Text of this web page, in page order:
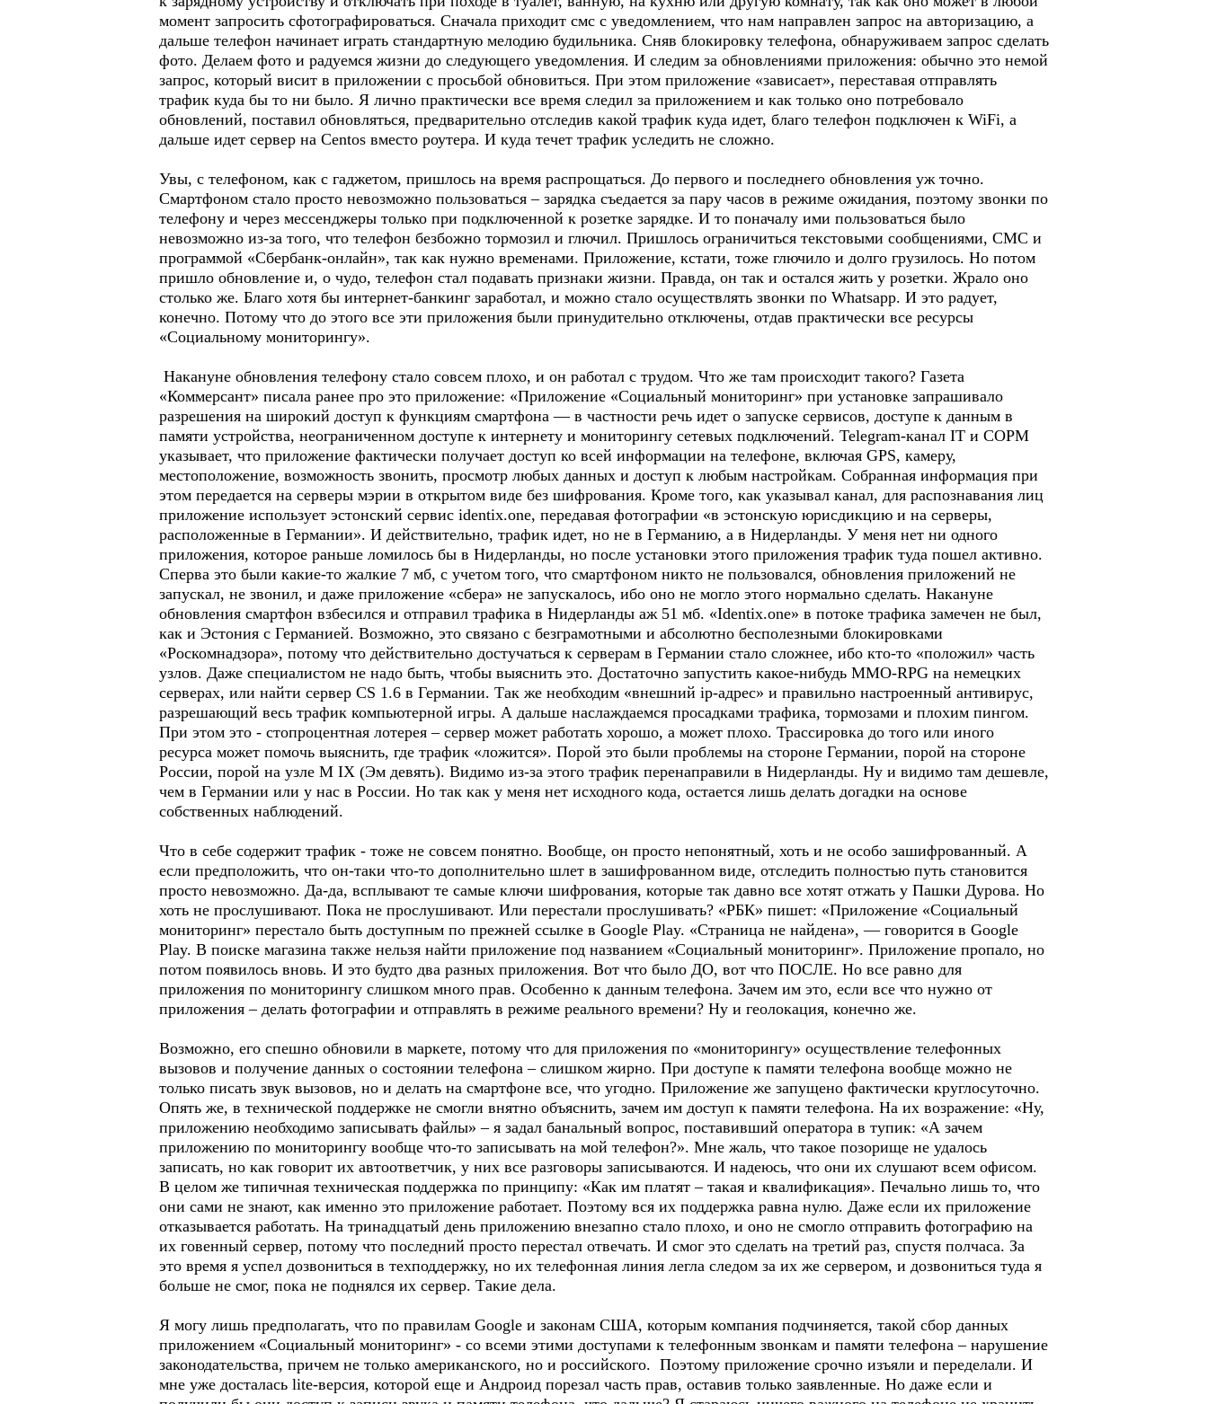
момент запросить сфотографироваться. Сначала приходит смс с уведомлением, что нам направлен запрос на авторизацию, а
дальше телефон начинает играть стандартную мелодию будильника. Сняв блокировку телефона, обнаруживаем запрос сделать
фото. Делаем фото и радуемся жизни до следующего уведомления. И следим за обновлениями приложения: обычно это немой
запрос, который висит в приложении с просьбой обновиться. При этом приложение «зависает», переставая отправлять
трафик куда бы то ни было. Я лично практически все время следил за приложением и как только оно потребовало
обновлений, поставил обновляться, предварительно отследив какой трафик куда идет, благо телефон подключен к WiFi, а
дальше идет сервер на Centos вместо роутера. И куда течет трафик уследить не сложно.
Увы, с телефоном, как с гаджетом, пришлось на время распрощаться. До первого и последнего обновления уж точно.
Смартфоном стало просто невозможно пользоваться – зарядка съедается за пару часов в режиме ожидания, поэтому звонки по
телефону и через мессенджеры только при подключенной к розетке зарядке. И то поначалу ими пользоваться было
невозможно из-за того, что телефон безбожно тормозил и глючил. Пришлось ограничиться текстовыми сообщениями, СМС и
программой «Сбербанк-онлайн», так как нужно временами. Приложение, кстати, тоже глючило и долго грузилось. Но потом
пришло обновление и, о чудо, телефон стал подавать признаки жизни. Правда, он так и остался жить у розетки. Жрало оно
столько же. Благо хотя бы интернет-банкинг заработал, и можно стало осуществлять звонки по Whatsapp. И это радует,
конечно. Потому что до этого все эти приложения были принудительно отключены, отдав практически все ресурсы
«Социальному мониторингу».
Накануне обновления телефону стало совсем плохо, и он работал с трудом. Что же там происходит такого? Газета
«Коммерсант» писала ранее про это приложение: «Приложение «Социальный мониторинг» при установке запрашивало
разрешения на широкий доступ к функциям смартфона — в частности речь идет о запуске сервисов, доступе к данным в
памяти устройства, неограниченном доступе к интернету и мониторингу сетевых подключений. Telegram-канал IT и СОРМ
указывает, что приложение фактически получает доступ ко всей информации на телефоне, включая GPS, камеру,
местоположение, возможность звонить, просмотр любых данных и доступ к любым настройкам. Собранная информация при
этом передается на серверы мэрии в открытом виде без шифрования. Кроме того, как указывал канал, для распознавания лиц
приложение использует эстонский сервис identix.one, передавая фотографии «в эстонскую юрисдикцию и на серверы,
расположенные в Германии». И действительно, трафик идет, но не в Германию, а в Нидерланды. У меня нет ни одного
приложения, которое раньше ломилось бы в Нидерланды, но после установки этого приложения трафик туда пошел активно.
Сперва это были какие-то жалкие 7 мб, с учетом того, что смартфоном никто не пользовался, обновления приложений не
запускал, не звонил, и даже приложение «сбера» не запускалось, ибо оно не могло этого нормально сделать. Накануне
обновления смартфон взбесился и отправил трафика в Нидерланды аж 51 мб. «Identix.one» в потоке трафика замечен не был,
как и Эстония с Германией. Возможно, это связано с безграмотными и абсолютно бесполезными блокировками
«Роскомнадзора», потому что действительно достучаться к серверам в Германии стало сложнее, ибо кто-то «положил» часть
узлов. Даже специалистом не надо быть, чтобы выяснить это. Достаточно запустить какое-нибудь MMO-RPG на немецких
серверах, или найти сервер CS 1.6 в Германии. Так же необходим «внешний ip-адрес» и правильно настроенный антивирус,
разрешающий весь трафик компьютерной игры. А дальше наслаждаемся просадками трафика, тормозами и плохим пингом.
При этом это - стопроцентная лотерея – сервер может работать хорошо, а может плохо. Трассировка до того или иного
ресурса может помочь выяснить, где трафик «ложится». Порой это были проблемы на стороне Германии, порой на стороне
России, порой на узле M IX (Эм девять). Видимо из-за этого трафик перенаправили в Нидерланды. Ну и видимо там дешевле,
чем в Германии или у нас в России. Но так как у меня нет исходного кода, остается лишь делать догадки на основе
собственных наблюдений.
Что в себе содержит трафик - тоже не совсем понятно. Вообще, он просто непонятный, хоть и не особо зашифрованный. А
если предположить, что он-таки что-то дополнительно шлет в зашифрованном виде, отследить полностью путь становится
просто невозможно. Да-да, всплывают те самые ключи шифрования, которые так давно все хотят отжать у Пашки Дурова. Но
хоть не прослушивают. Пока не прослушивают. Или перестали прослушивать? «РБК» пишет: «Приложение «Социальный
мониторинг» перестало быть доступным по прежней ссылке в Google Play. «Страница не найдена», — говорится в Google
Play. В поиске магазина также нельзя найти приложение под названием «Социальный мониторинг». Приложение пропало, но
потом появилось вновь. И это будто два разных приложения. Вот что было ДО, вот что ПОСЛЕ. Но все равно для
приложения по мониторингу слишком много прав. Особенно к данным телефона. Зачем им это, если все что нужно от
приложения – делать фотографии и отправлять в режиме реального времени? Ну и геолокация, конечно же.
Возможно, его спешно обновили в маркете, потому что для приложения по «мониторингу» осуществление телефонных
вызовов и получение данных о состоянии телефона – слишком жирно. При доступе к памяти телефона вообще можно не
только писать звук вызовов, но и делать на смартфоне все, что угодно. Приложение же запущено фактически круглосуточно.
Опять же, в технической поддержке не смогли внятно объяснить, зачем им доступ к памяти телефона. На их возражение: «Ну,
приложению необходимо записывать файлы» – я задал банальный вопрос, поставивший оператора в тупик: «А зачем
приложению по мониторингу вообще что-то записывать на мой телефон?». Мне жаль, что такое позорище не удалось
записать, но как говорит их автоответчик, у них все разговоры записываются. И надеюсь, что они их слушают всем офисом.
В целом же типичная техническая поддержка по принципу: «Как им платят – такая и квалификация». Печально лишь то, что
они сами не знают, как именно это приложение работает. Поэтому вся их поддержка равна нулю. Даже если их приложение
отказывается работать. На тринадцатый день приложению внезапно стало плохо, и оно не смогло отправить фотографию на
их говенный сервер, потому что последний просто перестал отвечать. И смог это сделать на третий раз, спустя полчаса. За
это время я успел дозвониться в техподдержку, но их телефонная линия легла следом за их же сервером, и дозвониться туда я
больше не смог, пока не поднялся их сервер. Такие дела.
Я могу лишь предполагать, что по правилам Google и законам США, которым компания подчиняется, такой сбор данных
приложением «Социальный мониторинг» - со всеми этими доступами к телефонным звонкам и памяти телефона – нарушение
законодательства, причем не только американского, но и российского. Поэтому приложение срочно изъяли и переделали. И
мне уже досталась lite-версия, которой еще и Андроид порезал часть прав, оставив только заявленные. Но даже если и